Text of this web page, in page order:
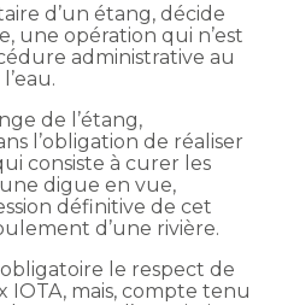
d’un étang, décide
une opération qui n’est
administrative au
de l’étang,
l’obligation de réaliser
consiste à curer les
digue en vue,
définitive de cet
d’une rivière.
le respect de
IOTA, mais, compte tenu